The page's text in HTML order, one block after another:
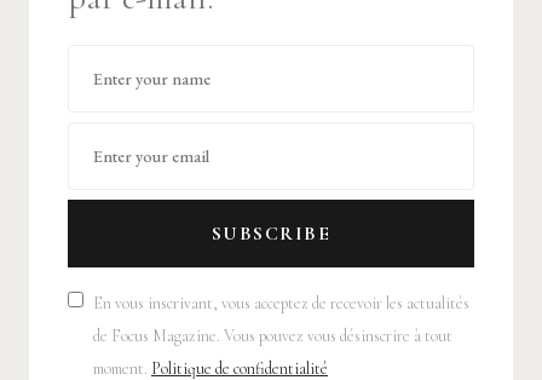
SUBSCRIBE
En vous inscrivant, vous acceptez de recevoir les actualités
de Focus Magazine. Vous pouvez vous désinscrire à tout
moment. Politique de confidentialité